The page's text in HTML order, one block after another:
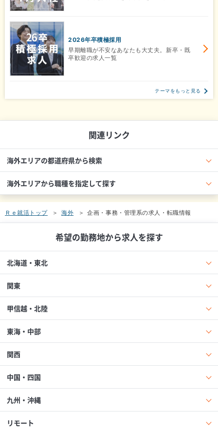
2026年卒積極採用
早期離職が不安なあなたも大丈夫。新卒・既
卒歓迎の求人一覧
テーマをもっと見る
関連リンク
海外エリアの都道府県から検索
海外エリアから職種を指定して探す
Ｒｅ就活トップ 海外 企画・事務・管理系の求人・転職情報
希望の勤務地から求人を探す
北海道・東北
関東
甲信越・北陸
東海・中部
関西
中国・四国
九州・沖縄
リモート